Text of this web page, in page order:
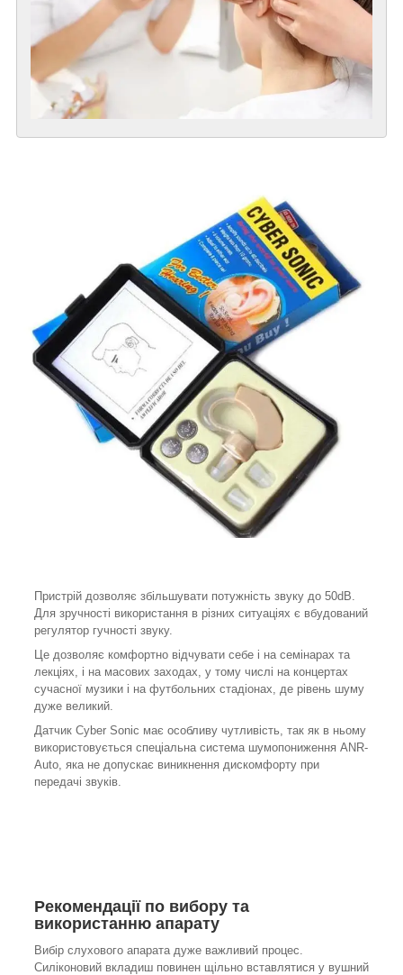
Пристрій дозволяє збільшувати потужність звуку до 50dB.
Для зручності використання в різних ситуаціях є вбудований
регулятор гучності звуку.
Це дозволяє комфортно відчувати себе і на семінарах та
лекціях, і на масових заходах, у тому числі на концертах
сучасної музики і на футбольних стадіонах, де рівень шуму
дуже великий.
Датчик Cyber Sonic має особливу чутливість, так як в ньому
використовується спеціальна система шумопониження ANR-
Autо, яка не допускає виникнення дискомфорту при
передачі звуків.
Рекомендації по вибору та
використанню апарату
Вибір слухового апарата дуже важливий процес.
Силіконовий вкладиш повинен щільно вставлятися у вушний